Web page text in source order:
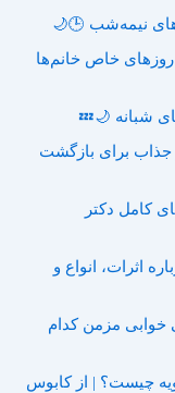
روزهای خاص خانم‌ها
شبانه 🌙💤
جذاب برای بازگشت
کامل دکتر
اثرات، انواع و
خوابی مزمن کدام
چیست؟ | از کابوس